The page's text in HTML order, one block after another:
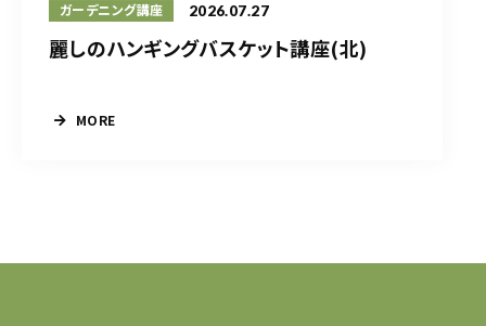
ガーデニング講座 2026.07.27
麗しのハンギングバスケット講座(北)
MORE